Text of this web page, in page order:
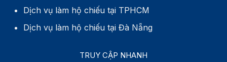
Dịch vụ làm hộ chiếu tại TPHCM
Dịch vụ làm hộ chiếu tại Đà Nẵng
TRUY CẬP NHANH